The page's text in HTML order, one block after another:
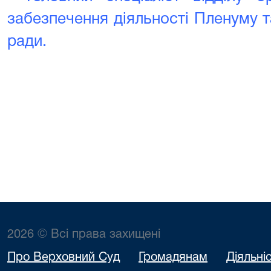
забезпечення діяльності Пленуму
ради.
2026 © Всі права захищені
Про Верховний Суд Громадянам